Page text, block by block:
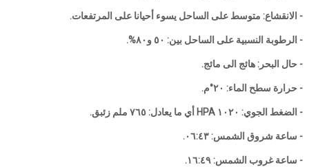
- الانقشاع: متوسط على الساحل يسوء أحيانا على المرتفعات.
- الرطوبة النسبية على الساحل بين: ٥٠ و٨٠%.
- حال البحر: هائج الى مائج.
- حرارة سطح الماء: ٢٠°م.
- الضغط الجوي: ١٠٢٠ HPA أي ما يعادل: ٧٦٥ ملم زئبق.
- ساعة شروق الشمس: ٠٦:٤٣.
- ساعة غروب الشمس: ١٦:٤٩.